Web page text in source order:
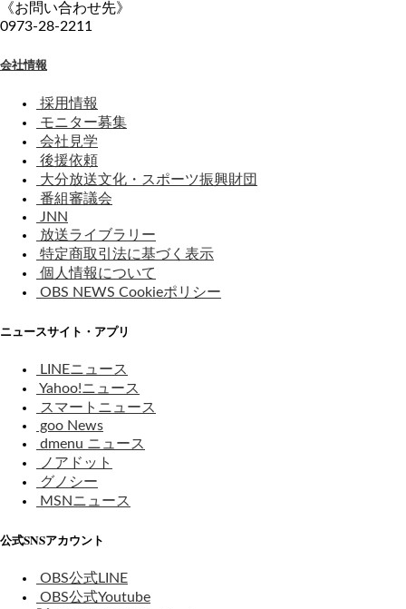
《お問い合わせ先》
0973-28-2211
会社情報
採用情報
モニター募集
会社見学
後援依頼
大分放送文化・スポーツ振興財団
番組審議会
JNN
放送ライブラリー
特定商取引法に基づく表示
個人情報について
OBS NEWS Cookieポリシー
ニュースサイト・アプリ
LINEニュース
Yahoo!ニュース
スマートニュース
goo News
dmenu ニュース
ノアドット
グノシー
MSNニュース
公式SNSアカウント
OBS公式LINE
OBS公式Youtube